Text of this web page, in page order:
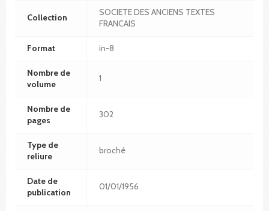
Collection
SOCIETE DES ANCIENS TEXTES
FRANCAIS
Format in-8
Nombre de
volume
1
Nombre de
pages
302
Type de
reliure
broché
Date de
publication
01/01/1956